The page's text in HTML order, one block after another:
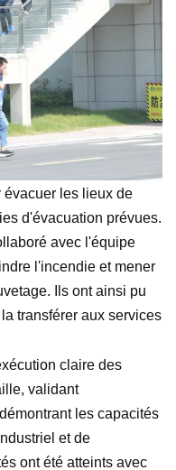
évacuer les lieux de
d'évacuation prévues.
avec l'équipe
l'incendie et mener
Ils ont ainsi pu
transférer aux services
claire des
validant
les capacités
et de
ont été atteints avec